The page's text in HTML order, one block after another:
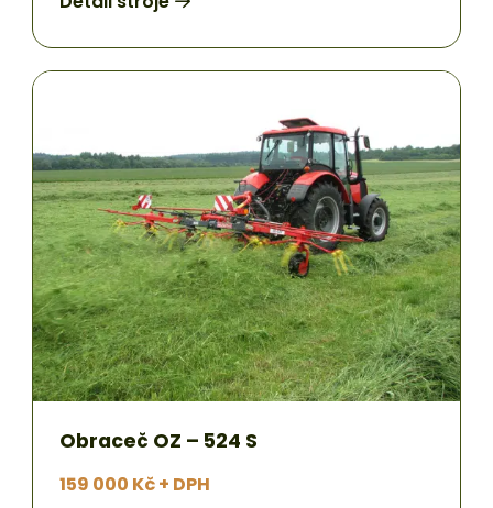
Obraceč OZ – 524 S
159 000 Kč + DPH